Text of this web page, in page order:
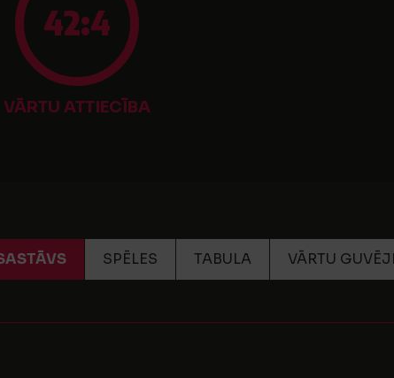
42:4
VĀRTU ATTIECĪBA
SPĒLES TABULA VĀRTU